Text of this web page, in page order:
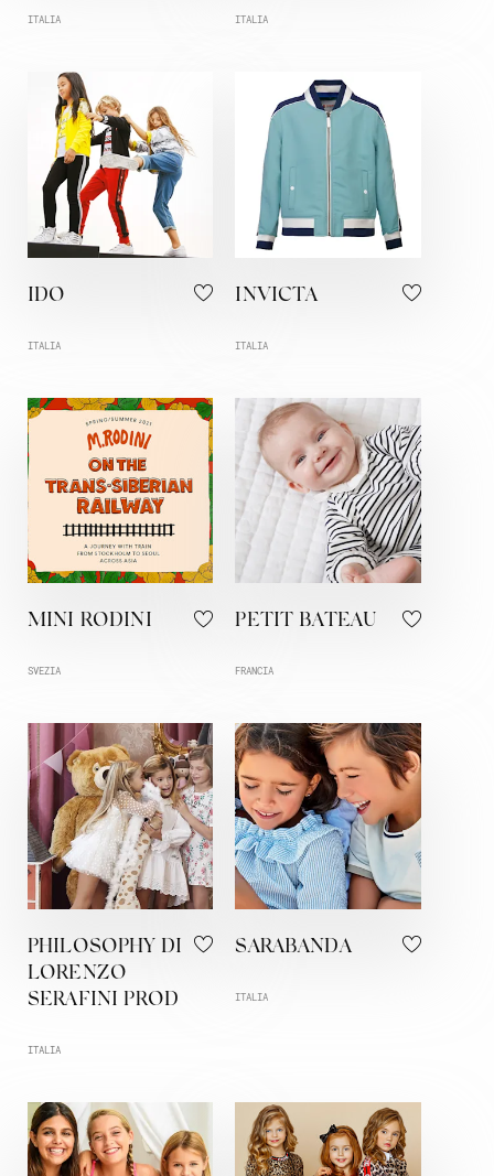
ITALIA ITALIA
IDO
ITALIA
INVICTA
ITALIA
MINI RODINI
SVEZIA
PETIT BATEAU
FRANCIA
PHILOSOPHY DI
LORENZO
SERAFINI PROD
ITALIA
SARABANDA
ITALIA